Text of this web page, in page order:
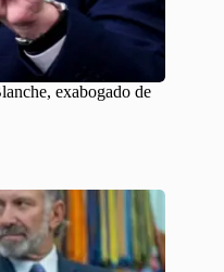
exabogado de